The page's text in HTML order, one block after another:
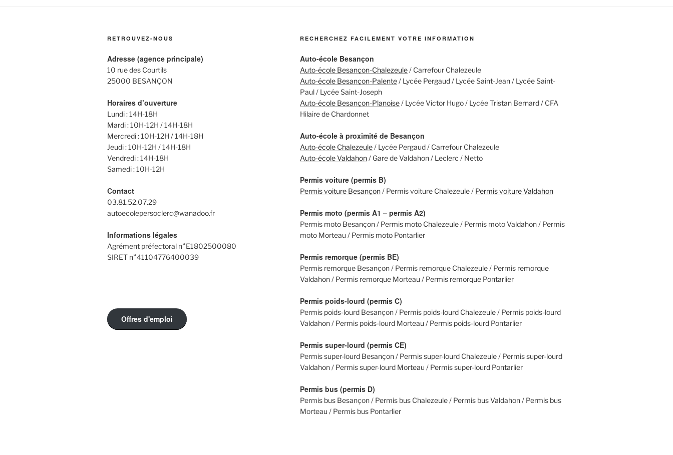
RETROUVEZ-NOUS
Adresse (agence principale)
10 rue des Courtils
25000 BESANÇON
Horaires d’ouverture
Lundi : 14H-18H
Mardi : 10H-12H / 14H-18H
Mercredi : 10H-12H / 14H-18H
Jeudi : 10H-12H / 14H-18H
Vendredi : 14H-18H
Samedi : 10H-12H
Contact
03.81.52.07.29
autoecolepersoclerc@wanadoo.fr
Informations légales
Agrément préfectoral n°E1802500080
SIRET n°41104776400039
Offres d'emploi
RECHERCHEZ FACILEMENT VOTRE INFORMATION
Auto-école Besançon
Auto-école Besançon-Chalezeule/ Carrefour Chalezeule
Auto-école Besançon-Palente/ Lycée Pergaud / Lycée Saint-Jean / Lycée Saint-
Paul / Lycée Saint-Joseph
Auto-école Besançon-Planoise/ Lycée Victor Hugo / Lycée Tristan Bernard / CFA
Hilaire de Chardonnet
Auto-école à proximité de Besançon
Auto-école Chalezeule/ Lycée Pergaud / Carrefour Chalezeule
Auto-école Valdahon/ Gare de Valdahon / Leclerc / Netto
Permis voiture (permis B)
Permis voiture Besançon/ Permis voiture Chalezeule / Permis voiture Valdahon
Permis moto (permis A1 – permis A2)
Permis moto Besançon / Permis moto Chalezeule / Permis moto Valdahon / Permis
moto Morteau / Permis moto Pontarlier
Permis remorque (permis BE)
Permis remorque Besançon / Permis remorque Chalezeule / Permis remorque
Valdahon / Permis remorque Morteau / Permis remorque Pontarlier
Permis poids-lourd (permis C)
Permis poids-lourd Besançon / Permis poids-lourd Chalezeule / Permis poids-lourd
Valdahon / Permis poids-lourd Morteau / Permis poids-lourd Pontarlier
Permis super-lourd (permis CE)
Permis super-lourd Besançon / Permis super-lourd Chalezeule / Permis super-lourd
Valdahon / Permis super-lourd Morteau / Permis super-lourd Pontarlier
Permis bus (permis D)
Permis bus Besançon / Permis bus Chalezeule / Permis bus Valdahon / Permis bus
Morteau / Permis bus Pontarlier